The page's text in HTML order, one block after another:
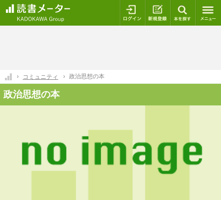
ログイン 新規登録
コミュニティ 政治思想の本
政治思想の本